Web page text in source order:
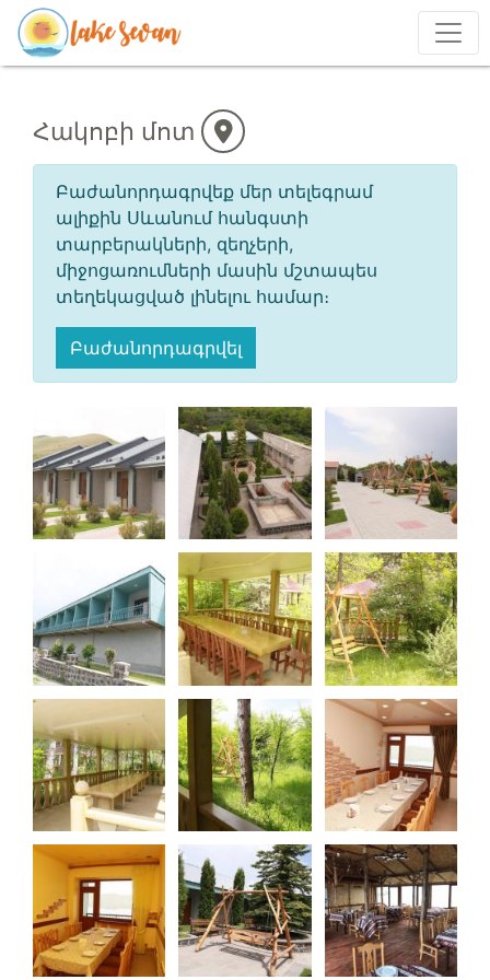
Հակոբի մոտ
Բաժանորդագրվեք մեր տելեգրամ
ալիքին Սևանում հանգստի
տարբերակների, զեղչերի,
միջոցառումների մասին մշտապես
տեղեկացված լինելու համար։
Բաժանորդագրվել